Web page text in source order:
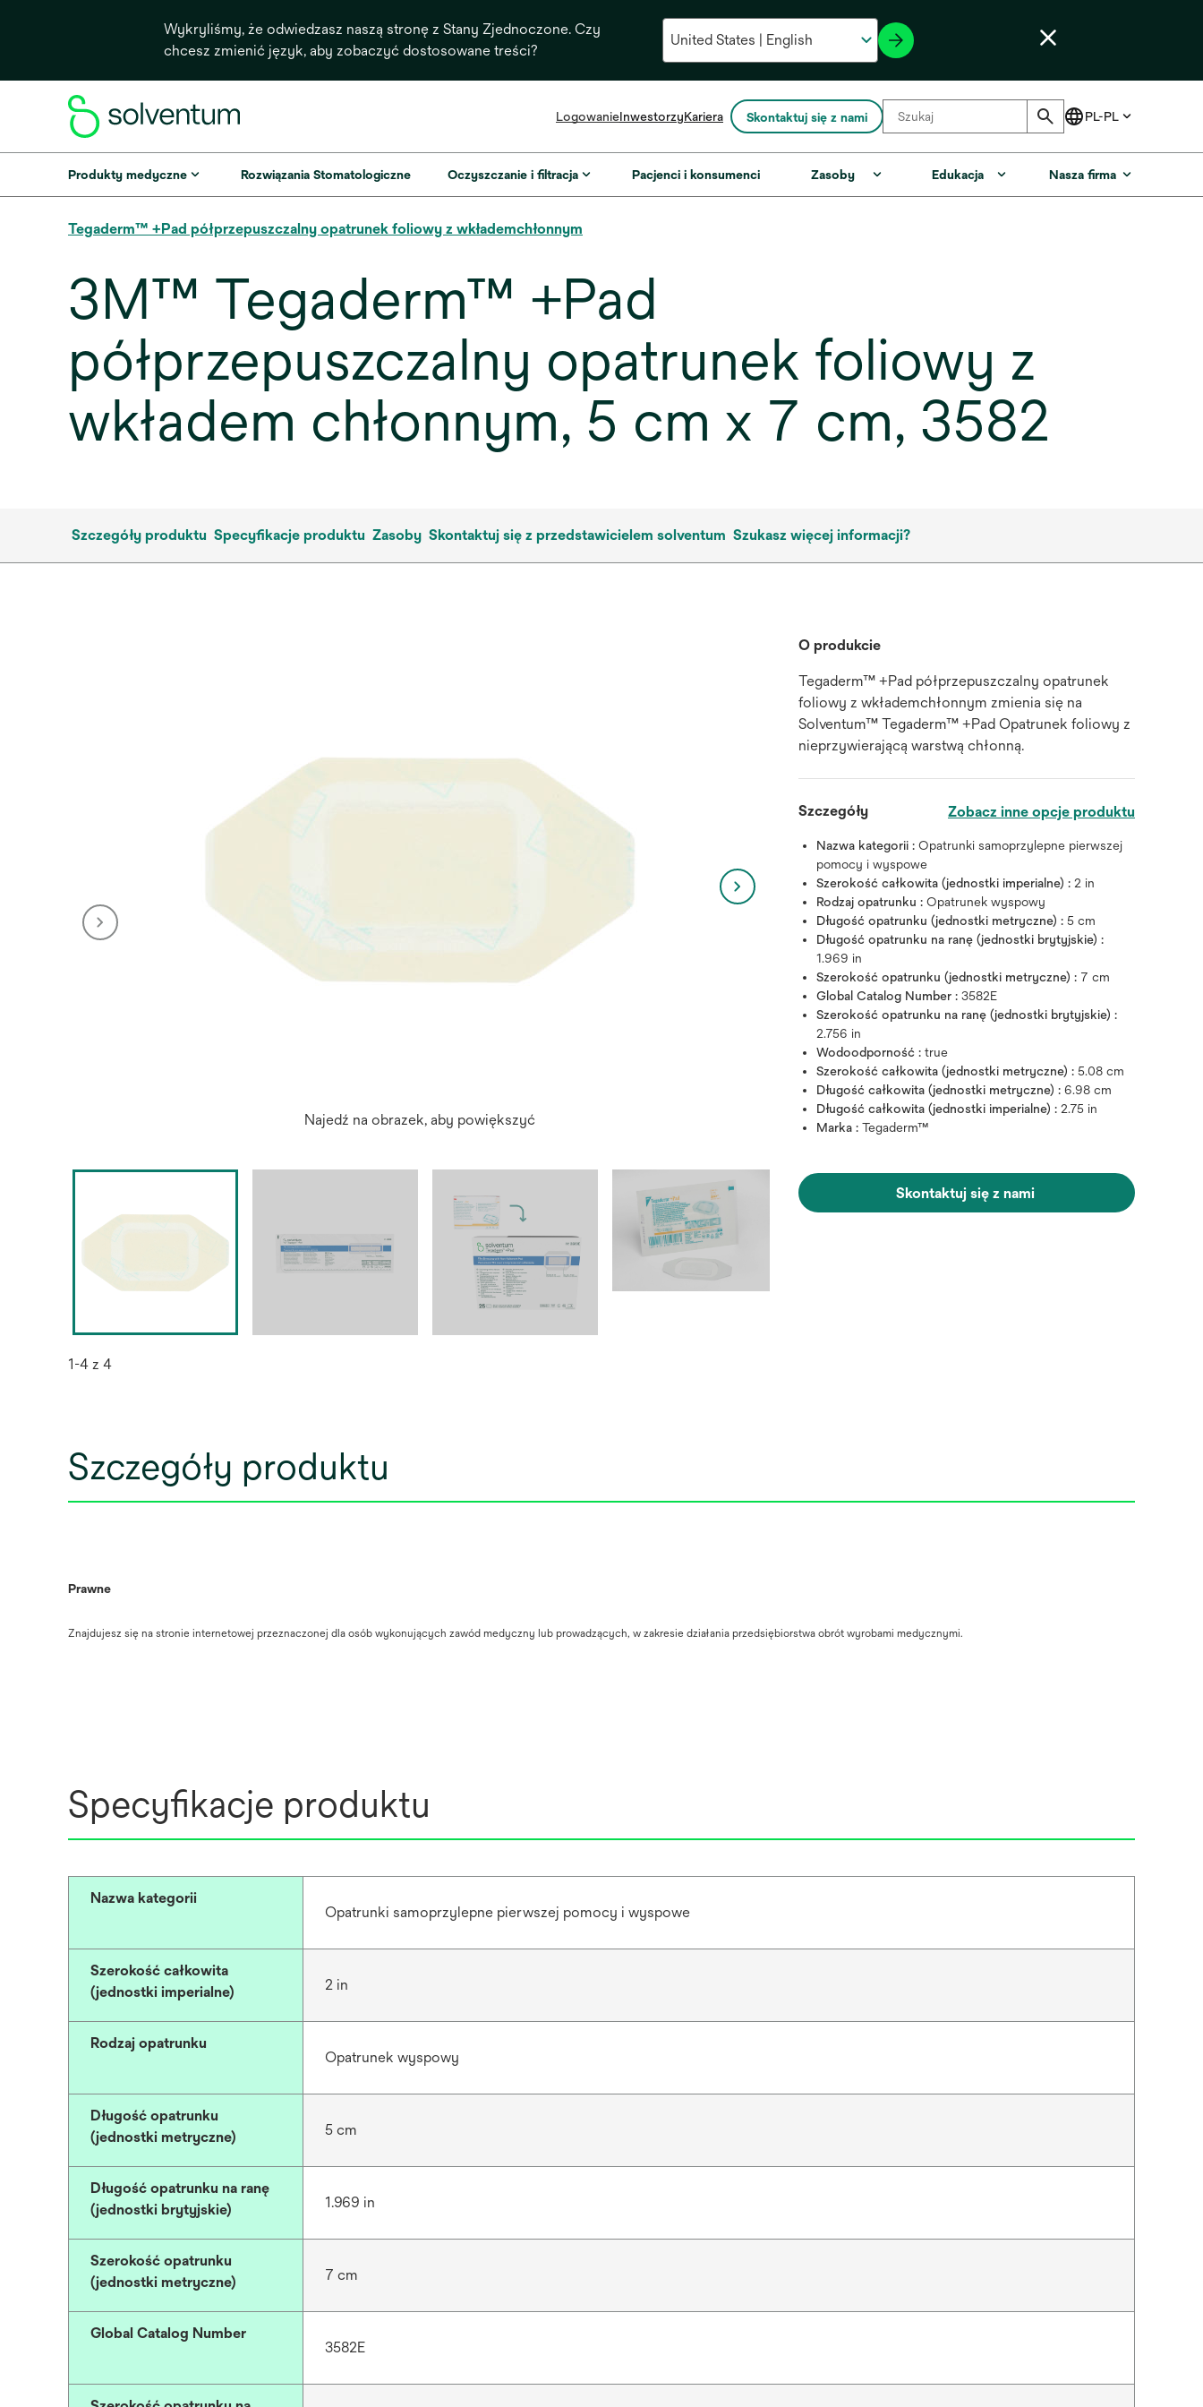
Wykryliśmy, że odwiedzasz naszą stronę z Stany Zjednoczone. Czy
chcesz zmienić język, aby zobaczyć dostosowane treści?
LogowanieInwestorzyopens
a
new
Kariera Skontaktuj się z nami
Produkty medyczne Rozwiązania Stomatologiczne Oczyszczanie i filtracja Pacjenci i konsumenci Zasoby Edukacja Nasza firma
Tegaderm™ +Pad półprzepuszczalny opatrunek foliowy z wkłademchłonnym
3M™ Tegaderm™ +Pad
półprzepuszczalny opatrunek foliowy z
wkładem chłonnym, 5 cm x 7 cm, 3582
Szczegóły produktu Specyfikacje produktu Zasoby Skontaktuj się z przedstawicielem solventum Szukasz więcej informacji?
Najedź na obrazek, aby powiększyć Najedź na obrazek, aby
1-4 z 4
O produkcie
Tegaderm™ +Pad półprzepuszczalny opatrunek
foliowy z wkłademchłonnym zmienia się na
Solventum™ Tegaderm™ +Pad Opatrunek foliowy z
nieprzywierającą warstwą chłonną.
Szczegóły Zobacz inne opcje produktu
Nazwa kategorii :Opatrunki samoprzylepne pierwszej
pomocy i wyspowe
Szerokość całkowita (jednostki imperialne) :2 in
Rodzaj opatrunku :Opatrunek wyspowy
Długość opatrunku (jednostki metryczne) :5 cm
Długość opatrunku na ranę (jednostki brytyjskie) :
1.969 in
Szerokość opatrunku (jednostki metryczne) : 7 cm
Global Catalog Number :3582E
Szerokość opatrunku na ranę (jednostki brytyjskie) :
2.756 in
Wodoodporność :true
Szerokość całkowita (jednostki metryczne) :5.08 cm
Długość całkowita (jednostki metryczne) :6.98 cm
Długość całkowita (jednostki imperialne) :2.75 in
Marka :Tegaderm™
Skontaktuj się z nami
Szczegóły produktu
Prawne
Znajdujesz się na stronie internetowej przeznaczonej dla osób wykonujących zawód medyczny lub prowadzących, w zakresie działania przedsiębiorstwa obrót wyrobami medycznymi.
Specyfikacje produktu
Nazwa kategorii
Opatrunki samoprzylepne pierwszej pomocy i wyspowe
Szerokość całkowita
(jednostki imperialne)
2 in
Rodzaj opatrunku
Opatrunek wyspowy
Długość opatrunku
(jednostki metryczne)
5 cm
Długość opatrunku na ranę
(jednostki brytyjskie)
1.969 in
Szerokość opatrunku
(jednostki metryczne)
7 cm
Global Catalog Number
3582E